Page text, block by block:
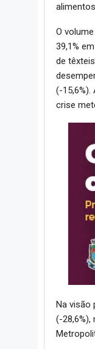
O
39,1%
de
(-
crise
Na visão
(-28,6%),